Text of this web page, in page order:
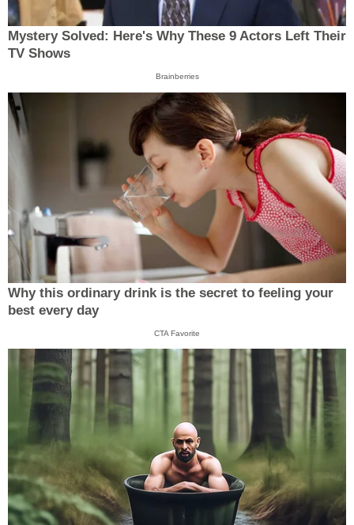
Mystery Solved: Here's Why These 9 Actors Left Their
TV Shows
Brainberries
Why this ordinary drink is the secret to feeling your
best every day
CTA Favorite